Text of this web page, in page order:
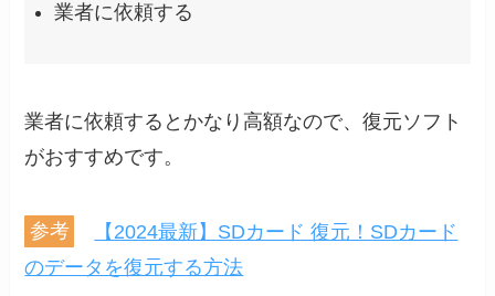
業者に依頼する
業者に依頼するとかなり高額なので、復元ソフト
がおすすめです。
参考
【2024最新】SDカード 復元！SDカード
のデータを復元する方法